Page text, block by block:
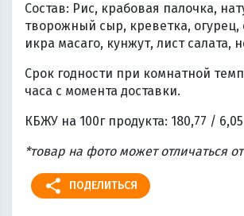
Состав: Рис, крабовая палочка,
творожный сыр, креветка, огурец,
икра масаго, кунжут, лист салата,
Срок годности при комнатной
часа с момента доставки.
КБЖУ на 100г продукта: 180,77 /
*товар на фото может отличаться
share ПОДЕЛИТЬСЯ